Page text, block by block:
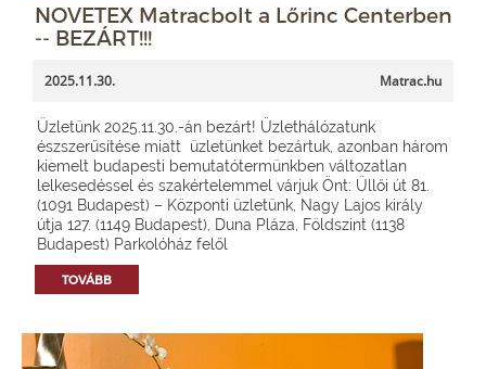
NOVETEX Matracbolt a Lőrinc Centerben
-- BEZÁRT!!!
2025.11.30. Matrac.hu
Üzletünk 2025.11.30.-án bezárt! Üzlethálózatunk
észszerűsítése miatt üzletünket bezártuk, azonban három
kiemelt budapesti bemutatótermünkben változatlan
lelkesedéssel és szakértelemmel várjuk Önt: Üllői út 81.
(1091 Budapest) – Központi üzletünk, Nagy Lajos király
útja 127. (1149 Budapest), Duna Pláza, Földszint (1138
Budapest) Parkolóház felől
TOVÁBB